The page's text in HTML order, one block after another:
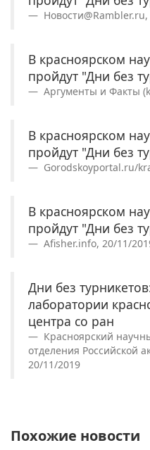
В красноярском
пройдут "Дни без
Аргументы и Факты
В красноярском
пройдут "Дни без
Gorodskoyportal.ru/
В красноярском
пройдут "Дни без
Afisher.info, 20/11/
Дни без
лаборатории
центра со ран
Красноярский
отделения Российской
20/11/2019
Похожие новости